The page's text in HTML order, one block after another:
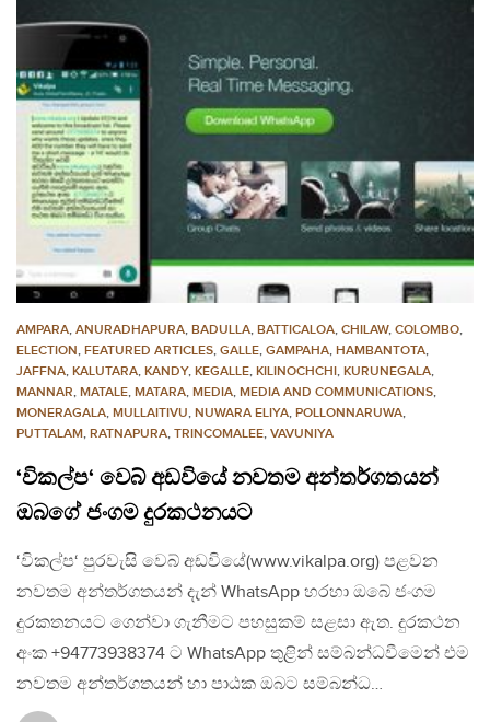
AMPARA, ANURADHAPURA, BADULLA, BATTICALOA, CHILAW, COLOMBO,
ELECTION, FEATURED ARTICLES, GALLE, GAMPAHA, HAMBANTOTA,
JAFFNA, KALUTARA, KANDY, KEGALLE, KILINOCHCHI, KURUNEGALA,
MANNAR, MATALE, MATARA, MEDIA, MEDIA AND COMMUNICATIONS,
MONERAGALA, MULLAITIVU, NUWARA ELIYA, POLLONNARUWA,
PUTTALAM, RATNAPURA, TRINCOMALEE, VAVUNIYA
‘විකල්ප‘ වෙබ් අඩවියේ නවතම අන්තර්ගතයන්
ඔබගේ ජංගම දුරකථනයට
‘විකල්ප‘ පුරවැසි වෙබ් අඩවියේ(www.vikalpa.org) පළවන
නවතම අන්තර්ගතයන් දැන් WhatsApp හරහා ඔබේ ජංගම
දුරකතනයට ගෙන්වා ගැනීමට පහසුකම් සළසා ඇත. දුරකථන
අංක +94773938374 ට WhatsApp තුළින් සම්බන්ධවීමෙන් එම
නවතම අන්තර්ගතයන් හා පාඨක ඔබට සම්බන්ධ…